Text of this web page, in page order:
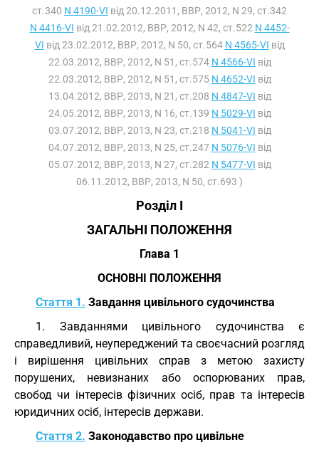
ст.340 N 4190-VI від 20.12.2011, ВВР, 2012, N 29, ст.342
N 4416-VI від 21.02.2012, ВВР, 2012, N 42, ст.522 N 4452-
VI від 23.02.2012, ВВР, 2012, N 50, ст.564 N 4565-VI від
22.03.2012, ВВР, 2012, N 51, ст.574 N 4566-VI від
22.03.2012, ВВР, 2012, N 51, ст.575 N 4652-VI від
13.04.2012, ВВР, 2013, N 21, ст.208 N 4847-VI від
24.05.2012, ВВР, 2013, N 16, ст.139 N 5029-VI від
03.07.2012, ВВР, 2013, N 23, ст.218 N 5041-VI від
04.07.2012, ВВР, 2013, N 25, ст.247 N 5076-VI від
05.07.2012, ВВР, 2013, N 27, ст.282 N 5477-VI від
06.11.2012, ВВР, 2013, N 50, ст.693 )
Розділ I
ЗАГАЛЬНІ ПОЛОЖЕННЯ
Глава 1
ОСНОВНІ ПОЛОЖЕННЯ
Стаття 1. Завдання цивільного судочинства
1. Завданнями цивільного судочинства є
справедливий, неупереджений та своєчасний розгляд
і вирішення цивільних справ з метою захисту
порушених, невизнаних або оспорюваних прав,
свобод чи інтересів фізичних осіб, прав та інтересів
юридичних осіб, інтересів держави.
Стаття 2. Законодавство про цивільне